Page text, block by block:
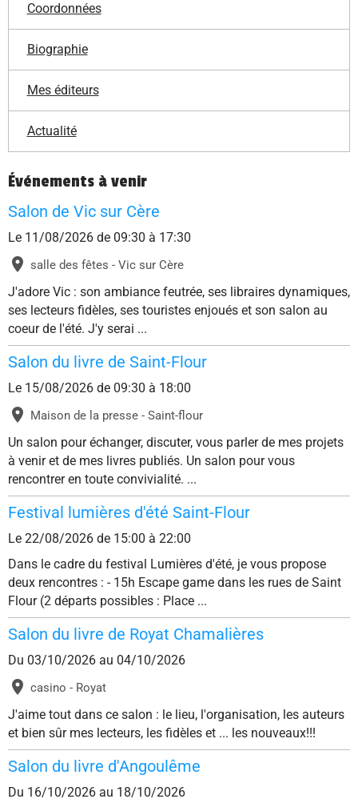
Coordonnées
Biographie
Mes éditeurs
Actualité
Événements à venir
Salon de Vic sur Cère
Le 11/08/2026 de 09:30 à 17:30
salle des fêtes - Vic sur Cère
J'adore Vic : son ambiance feutrée, ses libraires dynamiques,
ses lecteurs fidèles, ses touristes enjoués et son salon au
coeur de l'été. J'y serai ...
Salon du livre de Saint-Flour
Le 15/08/2026 de 09:30 à 18:00
Maison de la presse - Saint-flour
Un salon pour échanger, discuter, vous parler de mes projets
à venir et de mes livres publiés. Un salon pour vous
rencontrer en toute convivialité. ...
Festival lumières d'été Saint-Flour
Le 22/08/2026 de 15:00 à 22:00
Dans le cadre du festival Lumières d'été, je vous propose
deux rencontres : - 15h Escape game dans les rues de Saint
Flour (2 départs possibles : Place ...
Salon du livre de Royat Chamalières
Du 03/10/2026 au 04/10/2026
casino - Royat
J'aime tout dans ce salon : le lieu, l'organisation, les auteurs
et bien sûr mes lecteurs, les fidèles et ... les nouveaux!!!
Salon du livre d'Angoulême
Du 16/10/2026 au 18/10/2026